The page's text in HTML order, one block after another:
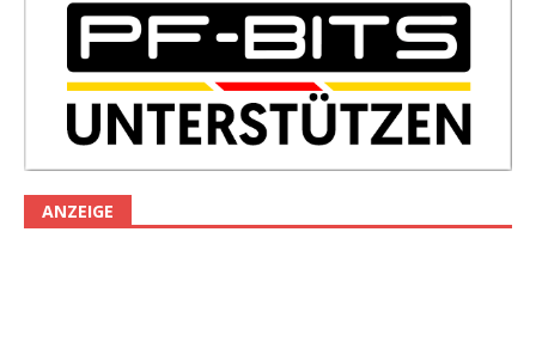
ANZEIGE